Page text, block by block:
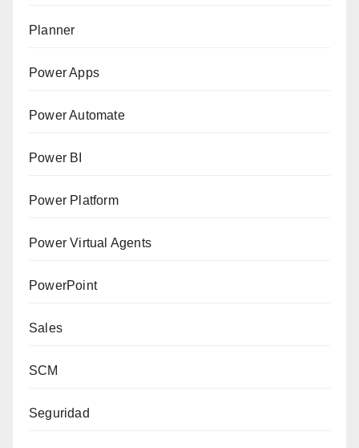
Planner
Power Apps
Power Automate
Power BI
Power Platform
Power Virtual Agents
PowerPoint
Sales
SCM
Seguridad